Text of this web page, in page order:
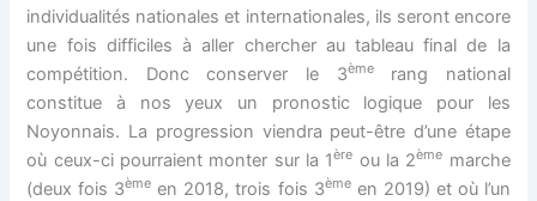
individualités nationales et internationales, ils seront encore
une fois difficiles à aller chercher au tableau final de la
compétition. Donc conserver le 3èmerang national
constitue à nos yeux un pronostic logique pour les
Noyonnais. La progression viendra peut-être d’une étape
où ceux-ci pourraient monter sur la 1ère ou la 2ème marche
(deux fois 3ème en 2018, trois fois 3èmeen 2019) et où l’un